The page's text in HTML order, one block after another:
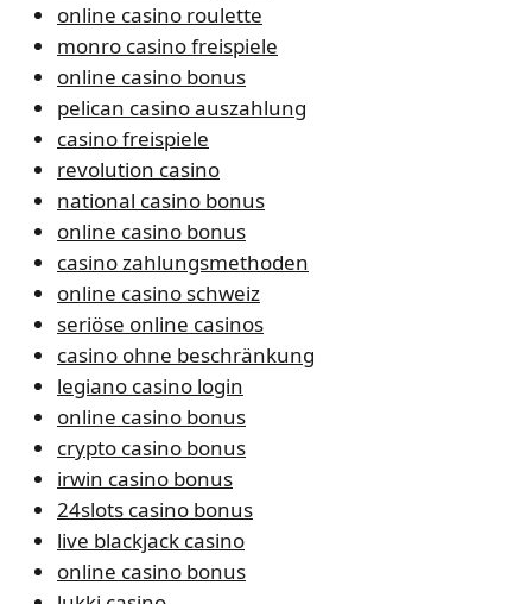
online casino roulette
monro casino freispiele
online casino bonus
pelican casino auszahlung
casino freispiele
revolution casino
national casino bonus
online casino bonus
casino zahlungsmethoden
online casino schweiz
seriöse online casinos
casino ohne beschränkung
legiano casino login
online casino bonus
crypto casino bonus
irwin casino bonus
24slots casino bonus
live blackjack casino
online casino bonus